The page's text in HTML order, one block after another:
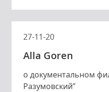
27-11-20
Alla Goren
о документальном
Разумовский”